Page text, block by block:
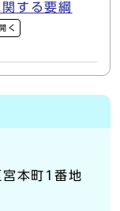
する要綱
く
本町1番地